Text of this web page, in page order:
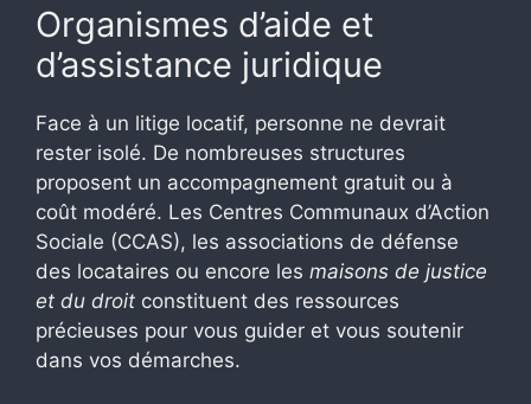
Organismes d’aide et
d’assistance juridique
Face à un litige locatif, personne ne devrait
rester isolé. De nombreuses structures
proposent un accompagnement gratuit ou à
coût modéré. Les Centres Communaux d’Action
Sociale (CCAS), les associations de défense
des locataires ou encore les maisons de justice
et du droit constituent des ressources
précieuses pour vous guider et vous soutenir
dans vos démarches.